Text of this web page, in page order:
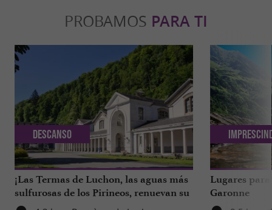
PROBAMOS PARA TI
¡Las Termas de Luchon, las aguas más
sulfurosas de los Pirineos, renuevan su
imagen!
Descanso
Lugares
Garonne